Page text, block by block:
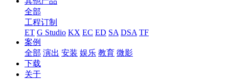
全部
工程订制
ET G Studio KX EC ED SA DSA TF
案例
全部 演出 安装 娱乐 教育 微影
下载
关于